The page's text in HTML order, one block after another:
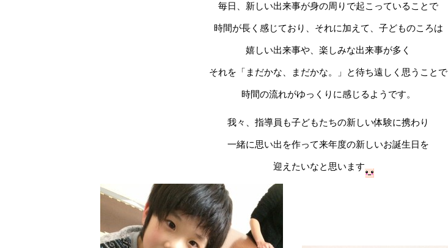
毎日、新しい出来事が身の周りで起こっていることで
時間が長く感じており、それに加えて、子どものころは
嬉しい出来事や、楽しみな出来事が多く
それを「まだかな、まだかな。」と待ち遠しく思うことで
時間の流れがゆっくりに感じるようです。
我々、指導員も子どもたちの新しい体験に携わり
一緒に思い出を作って来年度の新しいお誕生日を
迎えたいなと思います